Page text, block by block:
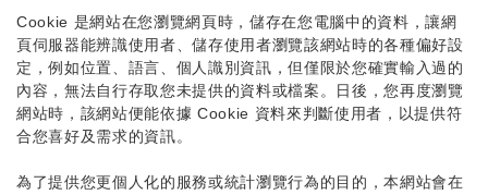
Cookie 是網站在您瀏覽網頁時，儲存在您電腦中的資料，讓網
頁伺服器能辨識使用者、儲存使用者瀏覽該網站時的各種偏好設
定，例如位置、語言、個人識別資訊，但僅限於您確實輸入過的
內容，無法自行存取您未提供的資料或檔案。日後，您再度瀏覽
網站時，該網站便能依據 Cookie 資料來判斷使用者，以提供符
合您喜好及需求的資訊。
為了提供您更個人化的服務或統計瀏覽行為的目的，本網站會在